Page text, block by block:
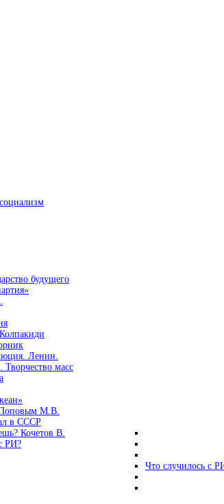
будущего
Ленин.
Творчество масс
М.В.
в СССР
Кочетов В.
РИ?
Что случилось с